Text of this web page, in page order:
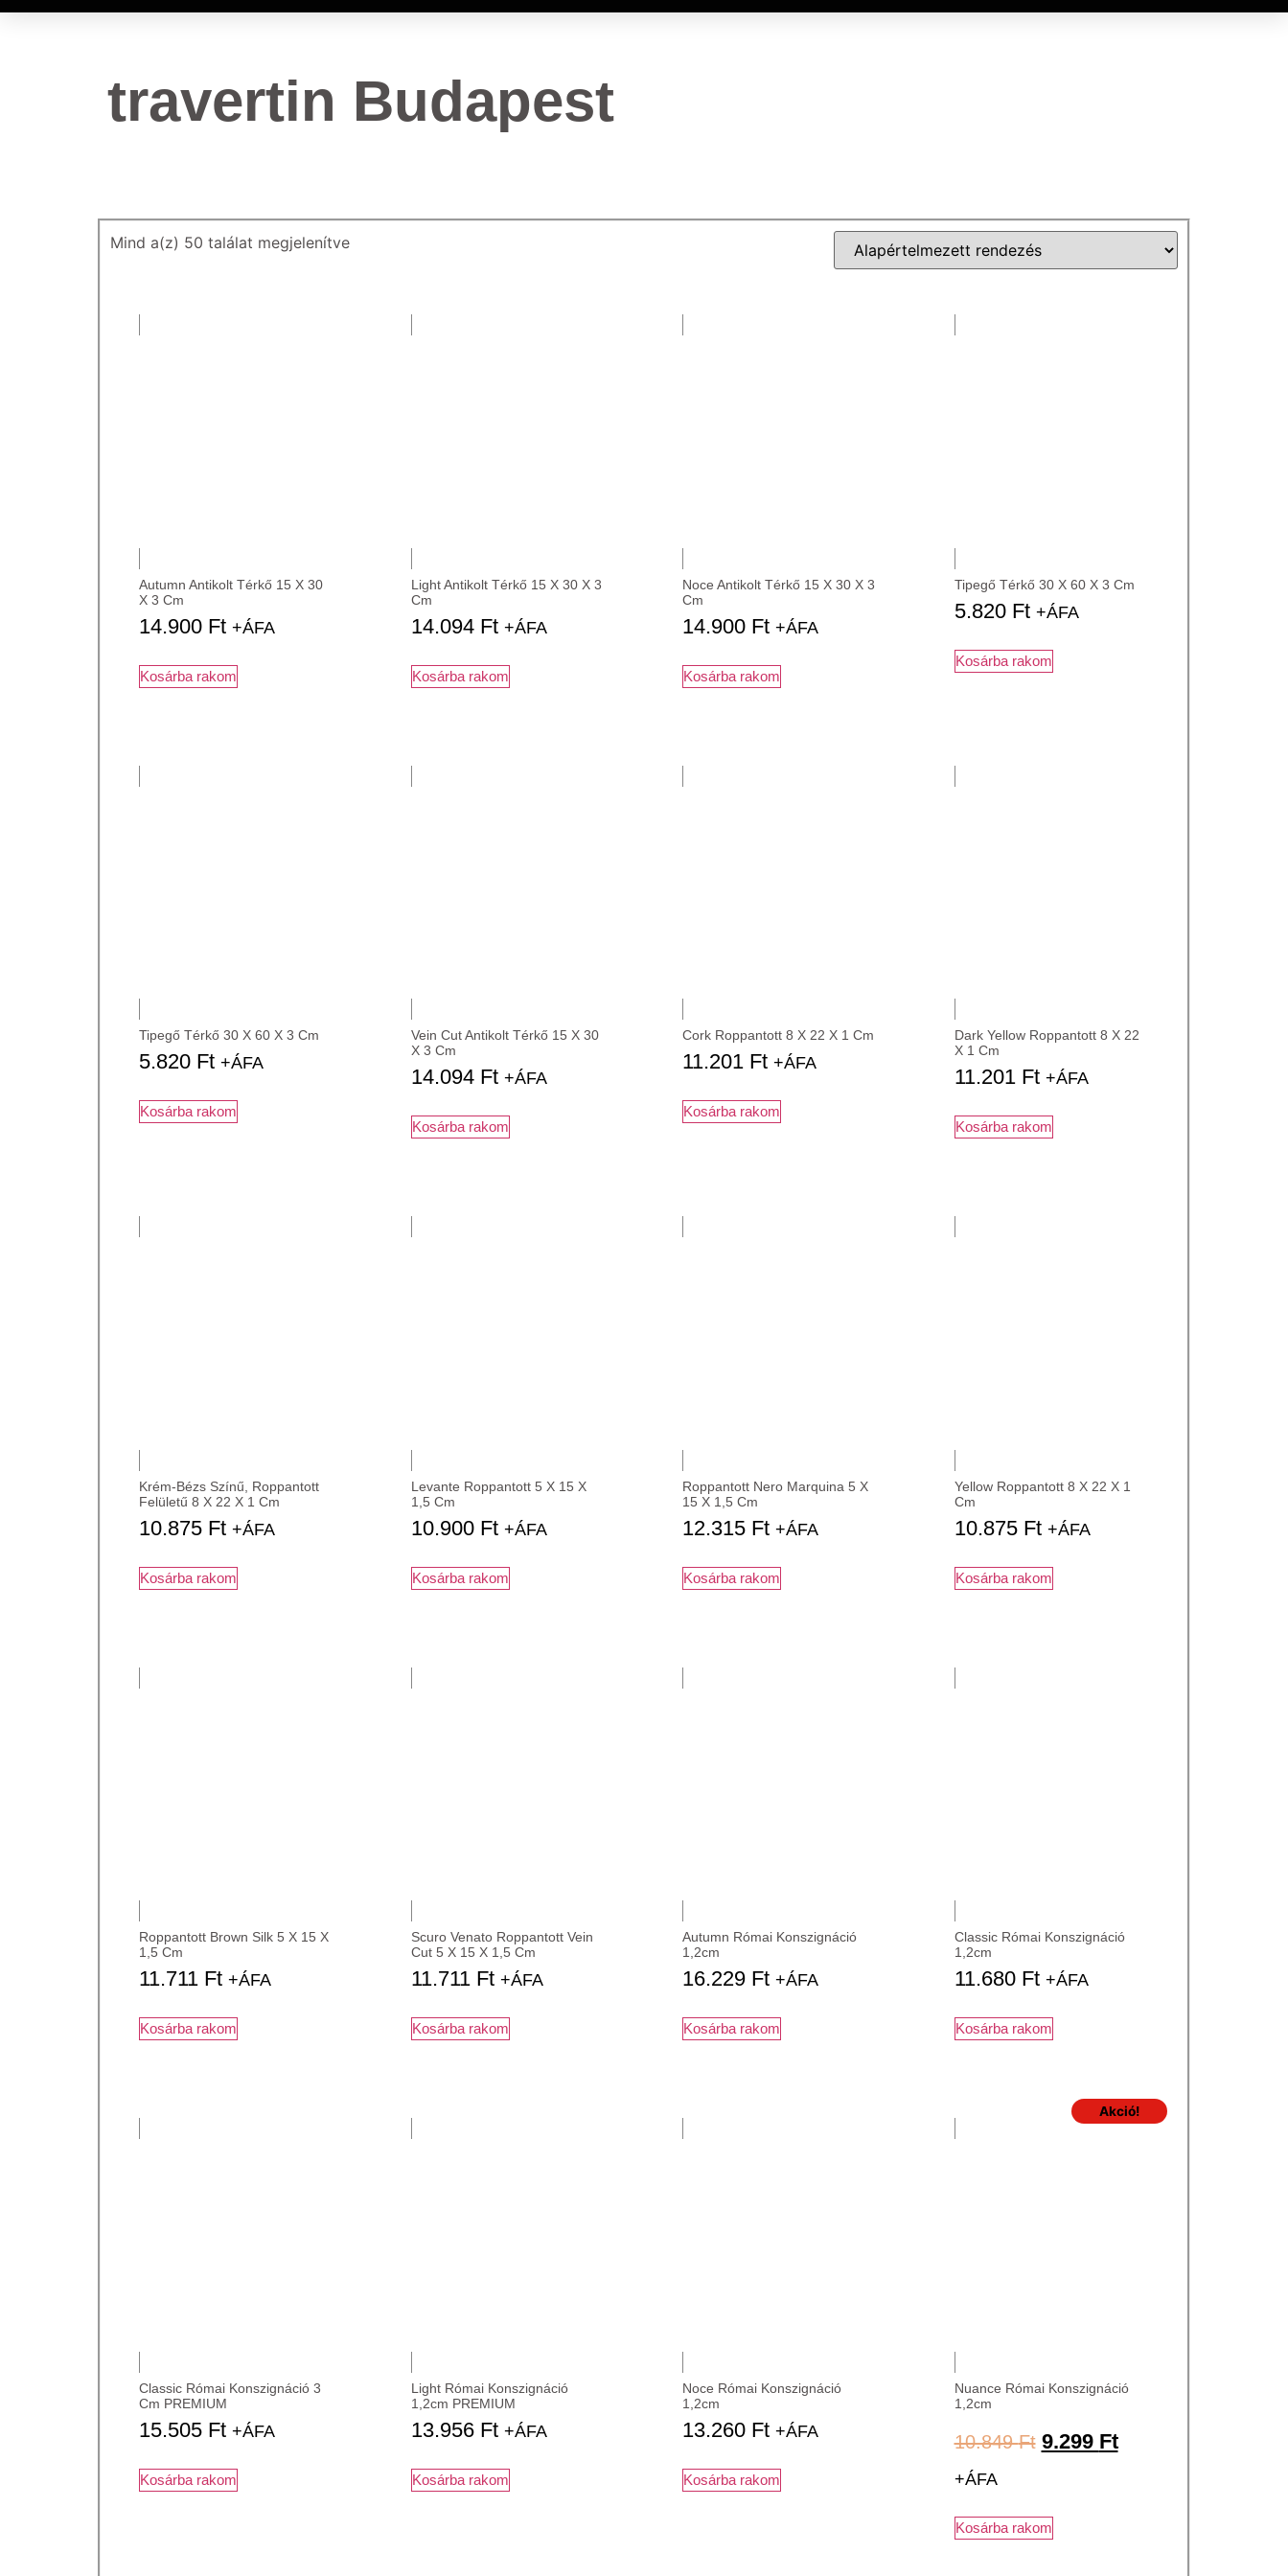
travertin Budapest
Mind a(z) 50 találat megjelenítve
Autumn Antikolt Térkő 15 X 30
X 3 Cm
14.900 Ft +ÁFA
Kosárba rakom
Light Antikolt Térkő 15 X 30 X 3
Cm
14.094 Ft +ÁFA
Kosárba rakom
Noce Antikolt Térkő 15 X 30 X 3
Cm
14.900 Ft +ÁFA
Kosárba rakom
Tipegő Térkő 30 X 60 X 3 Cm
5.820 Ft +ÁFA
Kosárba rakom
Tipegő Térkő 30 X 60 X 3 Cm
5.820 Ft +ÁFA
Kosárba rakom
Vein Cut Antikolt Térkő 15 X 30
X 3 Cm
14.094 Ft +ÁFA
Kosárba rakom
Cork Roppantott 8 X 22 X 1 Cm
11.201 Ft +ÁFA
Kosárba rakom
Dark Yellow Roppantott 8 X 22
X 1 Cm
11.201 Ft +ÁFA
Kosárba rakom
Krém-Bézs Színű, Roppantott
Felületű 8 X 22 X 1 Cm
10.875 Ft +ÁFA
Kosárba rakom
Levante Roppantott 5 X 15 X
1,5 Cm
10.900 Ft +ÁFA
Kosárba rakom
Roppantott Nero Marquina 5 X
15 X 1,5 Cm
12.315 Ft +ÁFA
Kosárba rakom
Yellow Roppantott 8 X 22 X 1
Cm
10.875 Ft +ÁFA
Kosárba rakom
Roppantott Brown Silk 5 X 15 X
1,5 Cm
11.711 Ft +ÁFA
Kosárba rakom
Scuro Venato Roppantott Vein
Cut 5 X 15 X 1,5 Cm
11.711 Ft +ÁFA
Kosárba rakom
Autumn Római Konszignáció
1,2cm
16.229 Ft +ÁFA
Kosárba rakom
Classic Római Konszignáció
1,2cm
11.680 Ft +ÁFA
Kosárba rakom
Classic Római Konszignáció 3
Cm PREMIUM
15.505 Ft +ÁFA
Kosárba rakom
Light Római Konszignáció
1,2cm PREMIUM
13.956 Ft +ÁFA
Kosárba rakom
Noce Római Konszignáció
1,2cm
13.260 Ft +ÁFA
Kosárba rakom
Akció!
Nuance Római Konszignáció
1,2cm
10.849Ft 9.299 Ft
+ÁFA
Kosárba rakom